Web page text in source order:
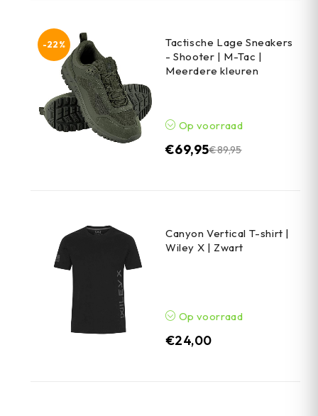
-22%
Tactische Lage Sneakers
- Shooter | M-Tac |
Meerdere kleuren
Op voorraad
€89,95
€69,95
Canyon Vertical T-shirt |
Wiley X | Zwart
Op voorraad
€24,00